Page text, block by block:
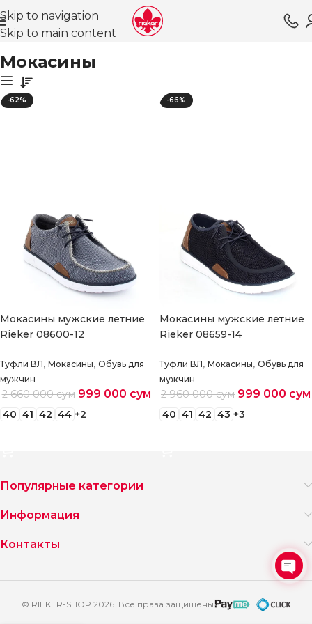
Skip to navigation
Skip to main content
Магазин Обувь для мужчин
Мокасины
-62%
Мокасины мужские летние
Rieker 08600-12
Туфли ВЛ, Мокасины, Обувь для
мужчин
2 660 000сум 999 000 сум
40 41 42 44 +2
-66%
Мокасины мужские летние
Rieker 08659-14
Туфли ВЛ, Мокасины, Обувь для
мужчин
2 960 000сум 999 000 сум
40 41 42 43 +3
Популярные категории
Информация
Контакты
© RIEKER-SHOP 2026. Все права защищены